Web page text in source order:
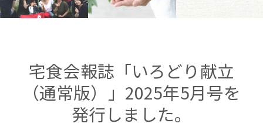
宅食会報誌「いろどり献立
（通常版）」2025年5月号を
発行しました。